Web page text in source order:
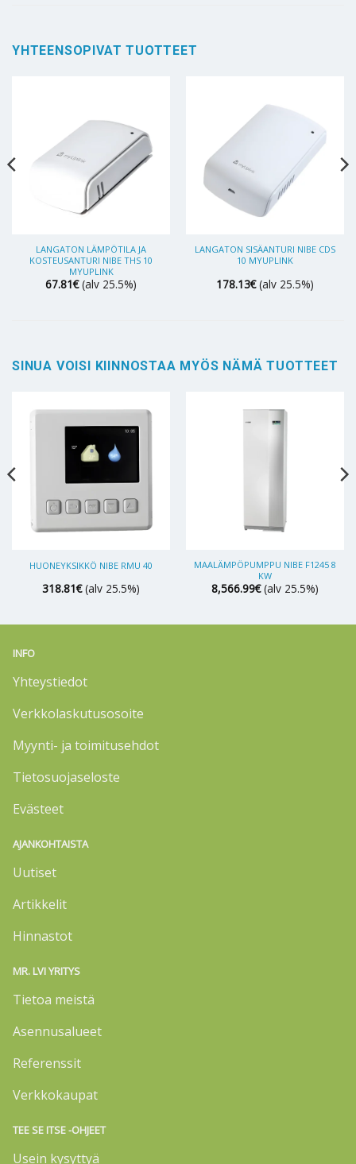
YHTEENSOPIVAT TUOTTEET
LANGATON LÄMPÖTILA JA
KOSTEUSANTURI NIBE THS 10
MYUPLINK
67.81€ (alv 25.5%)
LANGATON SISÄANTURI NIBE CDS
10 MYUPLINK
178.13€ (alv 25.5%)
SINUA VOISI KIINNOSTAA MYÖS NÄMÄ TUOTTEET
HUONEYKSIKKÖ NIBE RMU 40
318.81€ (alv 25.5%)
MAALÄMPÖPUMPPU NIBE F1245 8
KW
8,566.99€ (alv 25.5%)
INFO
Yhteystiedot
Verkkolaskutusosoite
Myynti- ja toimitusehdot
Tietosuojaseloste
Evästeet
AJANKOHTAISTA
Uutiset
Artikkelit
Hinnastot
MR. LVI YRITYS
Tietoa meistä
Asennusalueet
Referenssit
Verkkokaupat
TEE SE ITSE -OHJEET
Usein kysyttyä